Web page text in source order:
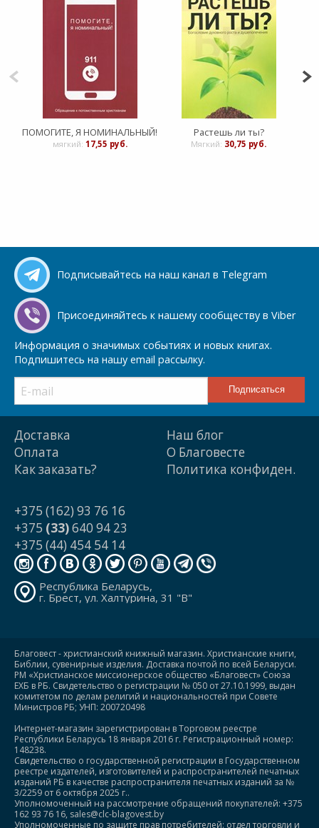
ПОМОГИТЕ, Я НОМИНАЛЬНЫЙ!
мягкий: 17,55 руб.
Растешь ли ты?
Мягкий: 30,75 руб.
Подписывайтесь на наш канал в Telegram
Присоединяйтесь к нашему сообществу в Viber
Информация о значимых событиях и новых книгах.
Подпишитесь на нашу email рассылку.
Доставка
Оплата
Как заказать?
Наш блог
О Благовесте
Политика конфиден.
+375 (162) 93 76 16
+375 (33)640 94 23
+375 (44) 454 54 14
Республика Беларусь,
г. Брест, ул. Халтурина, 31 "В"
Благовест - христианский книжный магазин. Христианские книги,
Библии, сувенирные изделия. Доставка почтой по всей Беларуси.
РМ «Христианское миссионерское общество «Благовест» Союза
ЕХБ в РБ. Свидетельство о регистрации № 050 от 27.10.1999, выдан
комитетом по делам религий и национальностей при Совете
Министров РБ; УНП: 200720498
Интернет-магазин зарегистрирован в Торговом реестре
Республики Беларусь 18 января 2016 г. Регистрационный номер:
148238.
Свидетельство о государственной регистрации в Государственном
реестре издателей, изготовителей и распространителей печатных
изданий РБ в качестве распространителя печатных изданий за №
3/2259 от 6 октября 2025 г..
Уполномоченный на рассмотрение обращений покупателей: +375
162 93 76 16, sales@clc-blagovest.by
Уполномоченные по защите прав потребителей: отдел торговли и